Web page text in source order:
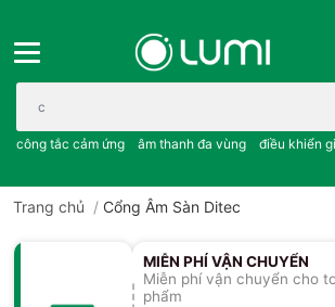
Bạn cần tìm gì..; công tắc cảm ứng..; âm
công tắc cảm ứng âm thanh đa vùng điều khiển
Trang chủ / Cổng Âm Sàn Ditec
MIỄN PHÍ VẬN CHUYỂN
Miễn phí vận chuyển cho
phẩm